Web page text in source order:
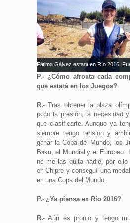
Fátima Gálvez estará en Río 2016.
P.- ¿Cómo afronta cada
que estará en los Juegos?
R.- Tras obtener la plaza
poco la presión, la necesidad
que clasificarte. Aunque ya
siempre tengo tensión y
ganar la Copa del Mundo, los
Baku, el Mundial y el Europeo.
no me las quita nadie, por
en Chipre y conseguí una
en una Copa del Mundo.
P.- ¿Ya piensa en Río 2016?
R.- Aún es pronto y tengo